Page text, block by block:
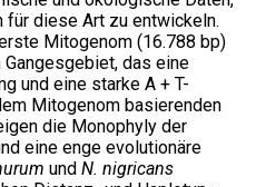
diese Art zu entwickeln.
Mitogenom (16.788 bp)
das eine
und eine starke A + T-
Mitogenom basierenden
die Monophyly der
eine enge evolutionäre
und N. nigricans